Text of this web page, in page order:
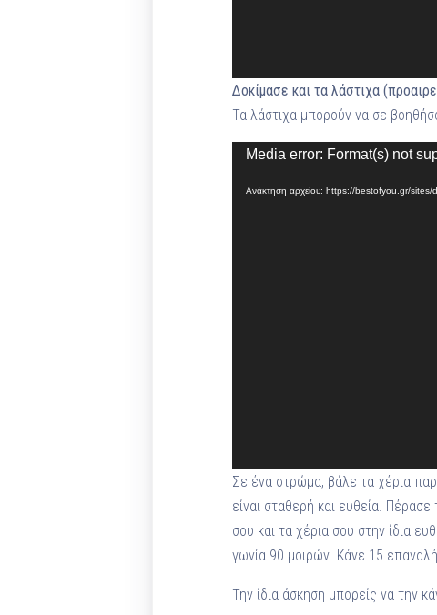
Δοκίμασε και τα λάστιχα
Τα λάστιχα μπορούν να σε
Πρόγραμμα
Βίντεο
Media error: Format(s) not
Ανάκτηση αρχείου: https://bestofyou.gr/
Σε ένα στρώμα, βάλε τα χέρια
είναι σταθερή και ευθεία.
σου και τα χέρια σου στην ίδια
γωνία 90 μοιρών. Κάνε 15
Την ίδια άσκηση μπορείς να την